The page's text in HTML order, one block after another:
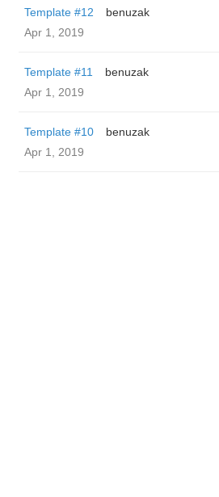
Template #12
benuzak
Apr 1, 2019
Template #11
benuzak
Apr 1, 2019
Template #10
benuzak
Apr 1, 2019